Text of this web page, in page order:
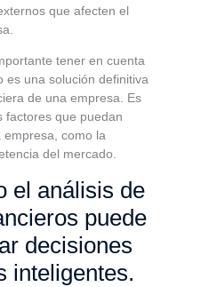
que afecten el
tener en cuenta
es una solución definitiva
de una empresa. Es
factores que puedan
como la
del mercado.
el análisis de
puede
decisiones
inteligentes.